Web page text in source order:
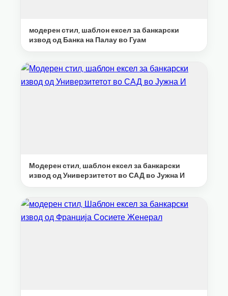
модерен стил, шаблон ексел за банкарски
извод од Банка на Палау во Гуам
Модерен стил, шаблон ексел за банкарски
извод од Универзитетот во САД во Јужна И